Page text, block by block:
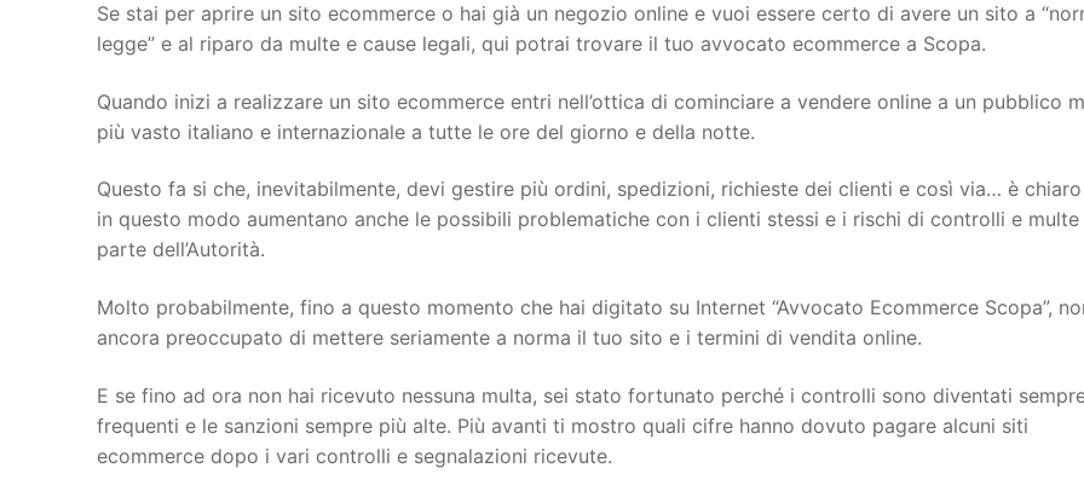
Se stai per aprire un sito ecommerce o hai già un negozio online e vuoi essere certo di avere un sito a
legge” e al riparo da multe e cause legali, qui potrai trovare il tuo avvocato ecommerce a Scopa.
Quando inizi a realizzare un sito ecommerce entri nell’ottica di cominciare a vendere online a un pubblico
più vasto italiano e internazionale a tutte le ore del giorno e della notte.
Questo fa si che, inevitabilmente, devi gestire più ordini, spedizioni, richieste dei clienti e così via… è
in questo modo aumentano anche le possibili problematiche con i clienti stessi e i rischi di controlli e multe
parte dell’Autorità.
Molto probabilmente, fino a questo momento che hai digitato su Internet “Avvocato Ecommerce Scopa”,
ancora preoccupato di mettere seriamente a norma il tuo sito e i termini di vendita online.
E se fino ad ora non hai ricevuto nessuna multa, sei stato fortunato perché i controlli sono diventati
frequenti e le sanzioni sempre più alte. Più avanti ti mostro quali cifre hanno dovuto pagare alcuni siti
ecommerce dopo i vari controlli e segnalazioni ricevute.